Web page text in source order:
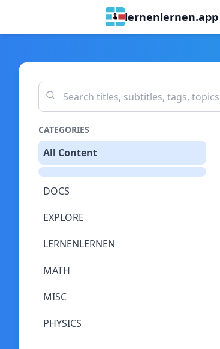
lernenlernen.app
CATEGORIES
All Content
DOCS
EXPLORE
LERNENLERNEN
MATH
MISC
PHYSICS